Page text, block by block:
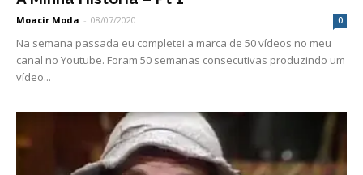
Moacir Moda - 08/07/2020 0
Na semana passada eu completei a marca de 50 vídeos no meu
canal no Youtube. Foram 50 semanas consecutivas produzindo um
vídeo...